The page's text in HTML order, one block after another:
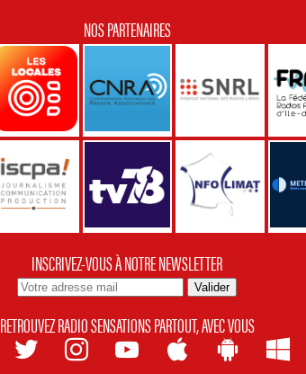
NOS PARTENAIRES
INSCRIVEZ-VOUS À NOTRE NEWSLETTER
RETROUVEZ RADIO SENSATIONS PARTOUT, AVEC VOUS
     